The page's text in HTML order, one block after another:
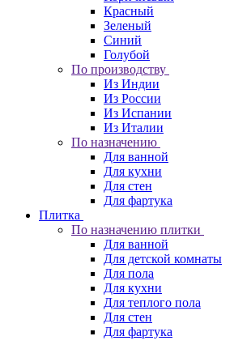
Красный
Зеленый
Синий
Голубой
По производству
Из Индии
Из России
Из Испании
Из Италии
По назначению
Для ванной
Для кухни
Для стен
Для фартука
Плитка
По назначению плитки
Для ванной
Для детской комнаты
Для пола
Для кухни
Для теплого пола
Для стен
Для фартука